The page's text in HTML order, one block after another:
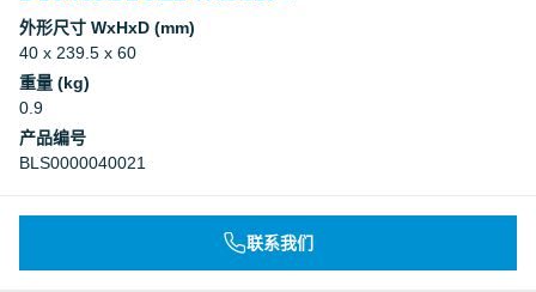
Underwriters Laboratories Inc.
Underwriters Laboratories Inc.
外形尺寸 WxHxD (mm)
40 x 239.5 x 60
重量 (kg)
0.9
产品编号
BLS0000040021
联系我们